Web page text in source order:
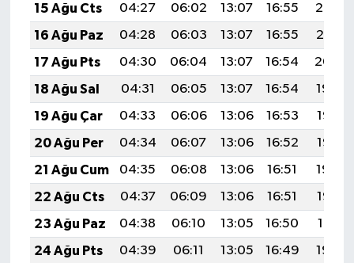
15 Ağu Cts
04:27 06:02 13:07 16:55
20:03
16 Ağu Paz
04:28 06:03 13:07 16:55
20:01
17 Ağu Pts
04:30 06:04 13:07 16:54
20:00
18 Ağu Sal
04:31 06:05 13:07 16:54
19:59
19 Ağu Çar
04:33 06:06 13:06 16:53
19:57
20 Ağu Per
04:34 06:07 13:06 16:52
19:56
21 Ağu Cum
04:35 06:08 13:06 16:51
19:54
22 Ağu Cts
04:37 06:09 13:06 16:51
19:53
23 Ağu Paz
04:38 06:10 13:05 16:50
19:51
24 Ağu Pts
04:39 06:11 13:05 16:49
19:50